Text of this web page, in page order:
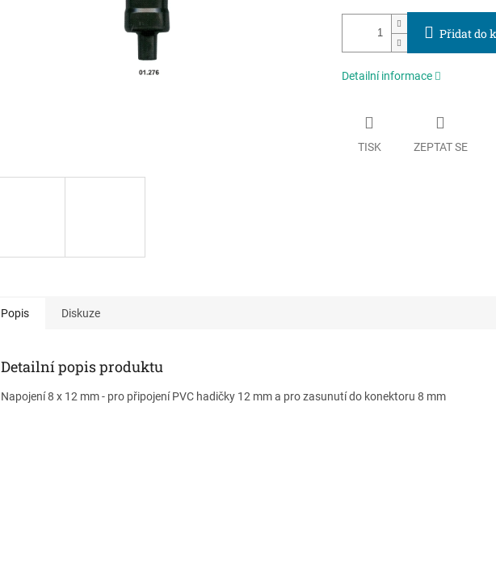
Přidat do
Detailní informace
TISK ZEPTAT SE
Popis Diskuze
Detailní popis produktu
Napojení 8 x 12 mm - pro připojení PVC hadičky 12 mm a pro zasunutí do konektoru 8 mm